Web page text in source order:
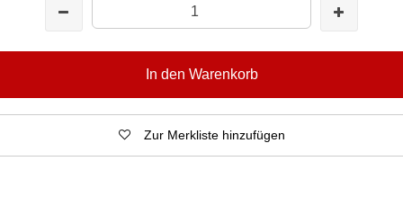
In den Warenkorb
Zur Merkliste hinzufügen